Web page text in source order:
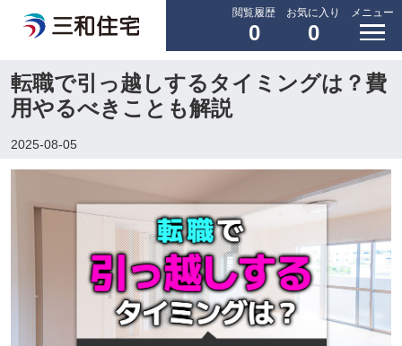
閲覧履歴
0
お気に入り
0
メニュー
転職で引っ越しするタイミングは？費
用やるべきことも解説
2025-08-05